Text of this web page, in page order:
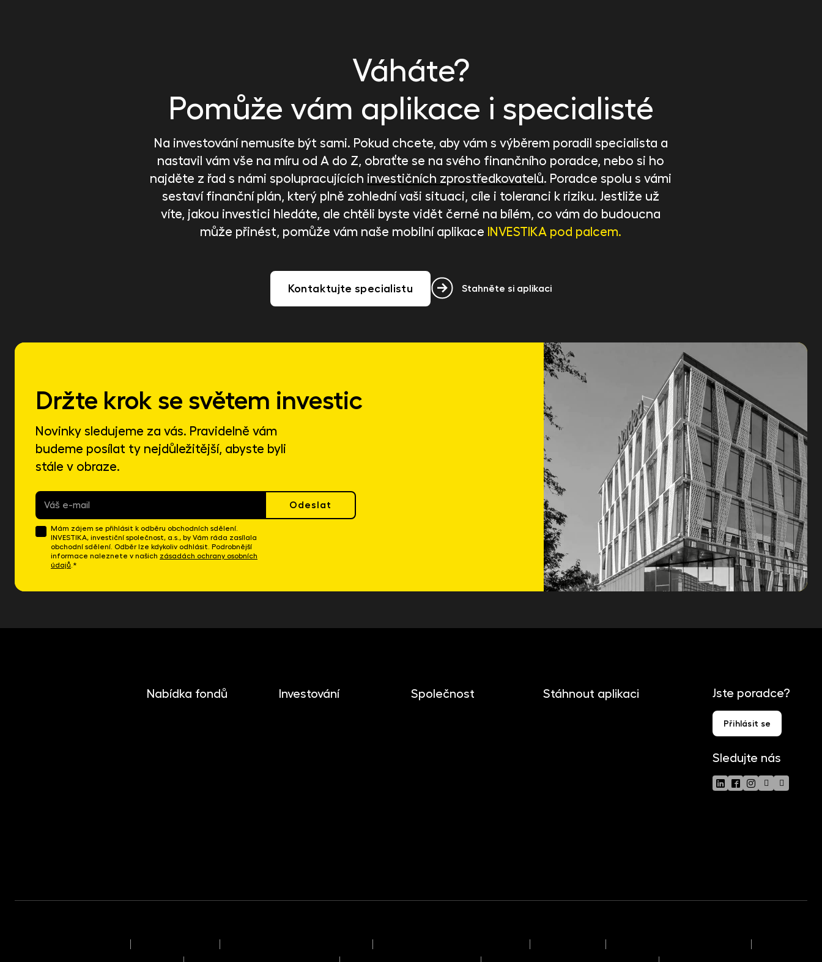
Váháte?
Pomůže vám aplikace i specialisté
Na investování nemusíte být sami. Pokud chcete, aby vám s výběrem poradil specialista a
nastavil vám vše na míru od A do Z, obraťte se na svého finančního poradce, nebo si ho
najděte z řad s námi spolupracujících investičních zprostředkovatelů. Poradce spolu s vámi
sestaví finanční plán, který plně zohlední vaši situaci, cíle i toleranci k riziku. Jestliže už
víte, jakou investici hledáte, ale chtěli byste vidět černé na bílém, co vám do budoucna
může přinést, pomůže vám naše mobilní aplikace INVESTIKA pod palcem.
Kontaktujte specialistu Stahněte si aplikaci
Držte krok se světem investic
Novinky sledujeme za vás. Pravidelně vám
budeme posílat ty nejdůležitější, abyste byli
stále v obraze.
E-
mail*
Mám zájem se přihlásit k odběru obchodních sdělení.
INVESTIKA, investiční společnost, a.s., by Vám ráda zasílala
obchodní sdělení. Odběr lze kdykoliv odhlásit. Podrobnější
informace naleznete v našich zásadách ochrany osobních
údajů.*
Odeslat
Nabídka fondů Investování Společnost Stáhnout aplikaci Jste poradce?
Přihlásit se
Sledujte nás